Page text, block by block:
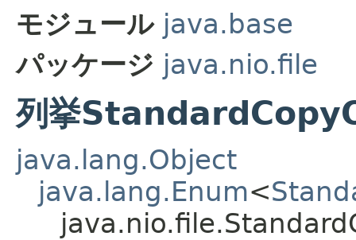
モジュール java.base
パッケージ java.nio.file
列挙
java.lang.Object
java.lang.Enum<